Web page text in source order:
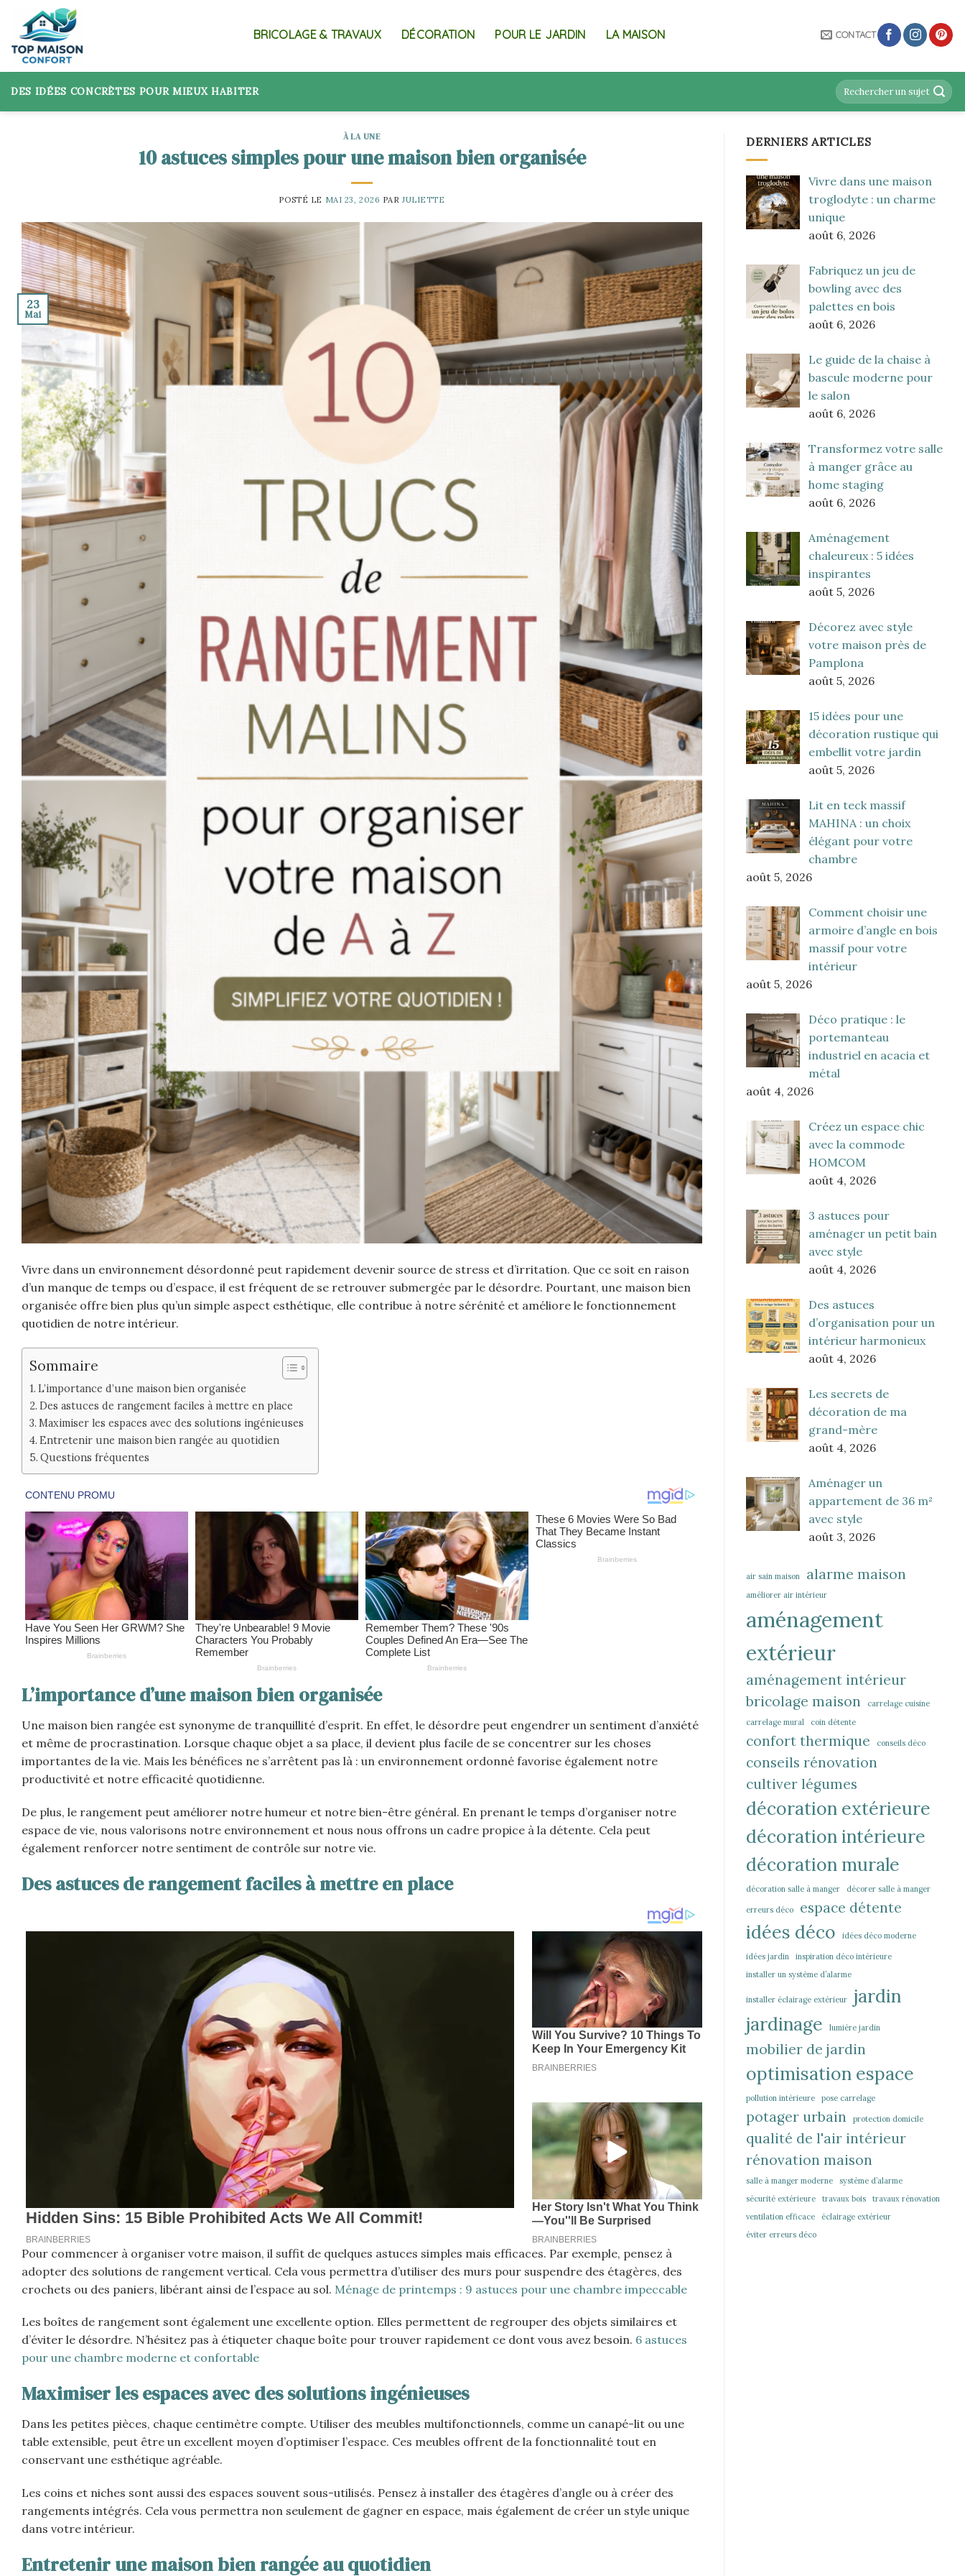
content
BRICOLAGE & TRAVAUX DÉCORATION POUR LE JARDIN LA MAISON CONTACT
DES IDÉES CONCRÈTES POUR MIEUX HABITER
À LA UNE
10 astuces simples pour une maison bien organisée
POSTÉ LE MAI 23, 2026 PARJULIETTE
23
Mai
Vivre dans un environnement désordonné peut rapidement devenir source de stress et d’irritation. Que ce soit en raison
d’un manque de temps ou d’espace, il est fréquent de se retrouver submergée par le désordre. Pourtant, une maison bien
organisée offre bien plus qu’un simple aspect esthétique, elle contribue à notre sérénité et améliore le fonctionnement
quotidien de notre intérieur.
Sommaire
L’importance d’une maison bien organisée
Des astuces de rangement faciles à mettre en place
Maximiser les espaces avec des solutions ingénieuses
Entretenir une maison bien rangée au quotidien
Questions fréquentes
L’importance d’une maison bien organisée
Une maison bien rangée est synonyme de tranquillité d’esprit. En effet, le désordre peut engendrer un sentiment d’anxiété
et même de procrastination. Lorsque chaque objet a sa place, il devient plus facile de se concentrer sur les choses
importantes de la vie. Mais les bénéfices ne s’arrêtent pas là : un environnement ordonné favorise également notre
productivité et notre efficacité quotidienne.
De plus, le rangement peut améliorer notre humeur et notre bien-être général. En prenant le temps d’organiser notre
espace de vie, nous valorisons notre environnement et nous nous offrons un cadre propice à la détente. Cela peut
également renforcer notre sentiment de contrôle sur notre vie.
Des astuces de rangement faciles à mettre en place
Pour commencer à organiser votre maison, il suffit de quelques astuces simples mais efficaces. Par exemple, pensez à
adopter des solutions de rangement vertical. Cela vous permettra d’utiliser des murs pour suspendre des étagères, des
crochets ou des paniers, libérant ainsi de l’espace au sol. Ménage de printemps : 9 astuces pour une chambre impeccable
Les boîtes de rangement sont également une excellente option. Elles permettent de regrouper des objets similaires et
d’éviter le désordre. N’hésitez pas à étiqueter chaque boîte pour trouver rapidement ce dont vous avez besoin. 6 astuces
pour une chambre moderne et confortable
Maximiser les espaces avec des solutions ingénieuses
Dans les petites pièces, chaque centimètre compte. Utiliser des meubles multifonctionnels, comme un canapé-lit ou une
table extensible, peut être un excellent moyen d’optimiser l’espace. Ces meubles offrent de la fonctionnalité tout en
conservant une esthétique agréable.
Les coins et niches sont aussi des espaces souvent sous-utilisés. Pensez à installer des étagères d’angle ou à créer des
rangements intégrés. Cela vous permettra non seulement de gagner en espace, mais également de créer un style unique
dans votre intérieur.
Entretenir une maison bien rangée au quotidien
DERNIERS ARTICLES
Vivre dans une maison
troglodyte : un charme
unique
août 6, 2026
Fabriquez un jeu de
bowling avec des
palettes en bois
août 6, 2026
Le guide de la chaise à
bascule moderne pour
le salon
août 6, 2026
Transformez votre salle
à manger grâce au
home staging
août 6, 2026
Aménagement
chaleureux : 5 idées
inspirantes
août 5, 2026
Décorez avec style
votre maison près de
Pamplona
août 5, 2026
15 idées pour une
décoration rustique qui
embellit votre jardin
août 5, 2026
Lit en teck massif
MAHINA : un choix
élégant pour votre
chambre
août 5, 2026
Comment choisir une
armoire d’angle en bois
massif pour votre
intérieur
août 5, 2026
Déco pratique : le
portemanteau
industriel en acacia et
métal
août 4, 2026
Créez un espace chic
avec la commode
HOMCOM
août 4, 2026
3 astuces pour
aménager un petit bain
avec style
août 4, 2026
Des astuces
d’organisation pour un
intérieur harmonieux
août 4, 2026
Les secrets de
décoration de ma
grand-mère
août 4, 2026
Aménager un
appartement de 36 m²
avec style
août 3, 2026
air sain maison alarme maison
améliorer air intérieur
aménagement
extérieur
aménagement intérieur
bricolage maison
carrelage cuisine
carrelage mural
coin détente
confort thermique conseils déco
conseils rénovation
cultiver légumes
décoration extérieure
décoration intérieure
décoration murale
décoration salle à manger décorer salle à manger
erreurs déco espace détente
idées déco idées déco moderne
idées jardin
inspiration déco intérieure
installer un système d’alarme
installer éclairage extérieur
jardin
jardinage
lumière jardin
mobilier de jardin
optimisation espace
pollution intérieure pose carrelage
potager urbain protection domicile
qualité de l'air intérieur
rénovation maison
salle à manger moderne
système d’alarme
sécurité extérieure
travaux bois
travaux rénovation
ventilation efficace
éclairage extérieur
éviter erreurs déco